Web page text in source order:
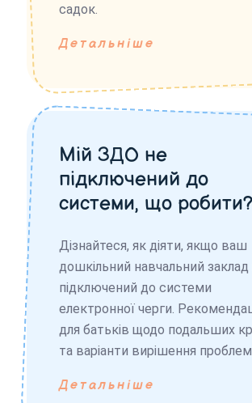
садок.
Детальніше
Мій ЗДО не
підключений до
системи, що робити?
Дізнайтеся, як діяти, якщо ваш
дошкільний навчальний заклад
підключений до системи
електронної черги.
для батьків щодо подальших
та варіанти вирішення
Детальніше